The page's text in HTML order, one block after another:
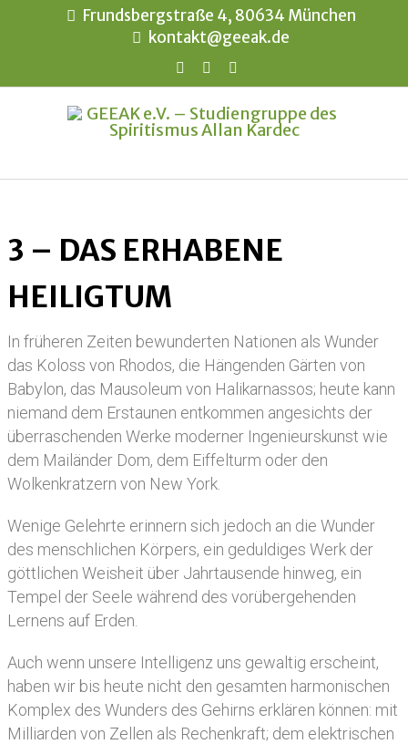
Frundsbergstraße 4, 80634 München
kontakt@geeak.de
3 – DAS ERHABENE
HEILIGTUM
In früheren Zeiten bewunderten Nationen als Wunder
das Koloss von Rhodos, die Hängenden Gärten von
Babylon, das Mausoleum von Halikarnassos; heute kann
niemand dem Erstaunen entkommen angesichts der
überraschenden Werke moderner Ingenieurskunst wie
dem Mailänder Dom, dem Eiffelturm oder den
Wolkenkratzern von New York.
Wenige Gelehrte erinnern sich jedoch an die Wunder
des menschlichen Körpers, ein geduldiges Werk der
göttlichen Weisheit über Jahrtausende hinweg, ein
Tempel der Seele während des vorübergehenden
Lernens auf Erden.
Auch wenn unsere Intelligenz uns gewaltig erscheint,
haben wir bis heute nicht den gesamten harmonischen
Komplex des Wunders des Gehirns erklären können: mit
Milliarden von Zellen als Rechenkraft; dem elektrischen